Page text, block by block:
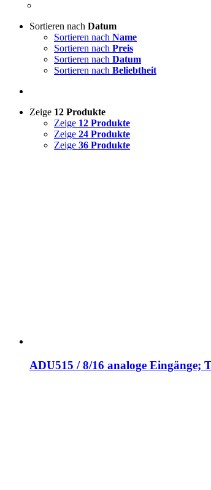
Sortieren nach Datum
Sortieren nach Name
Sortieren nach Preis
Sortieren nach Datum
Sortieren nach Beliebtheit
Zeige 12 Produkte
Zeige 12 Produkte
Zeige 24 Produkte
Zeige 36 Produkte
ADU515 / 8/16 analoge Eingänge;